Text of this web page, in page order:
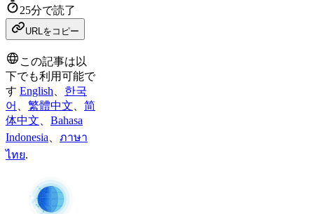
25分で読了
URLをコピー
この記事は以
下でも利用可能で
す English
한국
어
繁體中文
简
体中文
Bahasa
Indonesia
ภาษา
ไทย.